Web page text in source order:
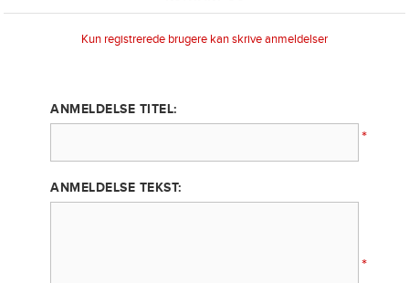
Kun registrerede brugere kan skrive anmeldelser
ANMELDELSE TITEL:
*
ANMELDELSE TEKST:
*